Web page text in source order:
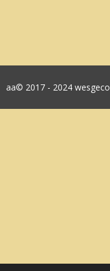
aa© 2017 - 2024 wesgeco